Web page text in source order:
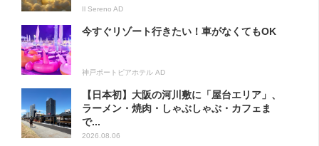
Il Sereno AD
今すぐリゾート行きたい！車がなくてもOK
神戸ポートピアホテル AD
【日本初】大阪の河川敷に「屋台エリア」、
ラーメン・焼肉・しゃぶしゃぶ・カフェま
で...
2026.08.06